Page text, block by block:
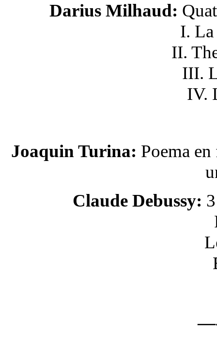
Darius Milhaud:
I.
II.
III.
IV.
Joaquin Turina: Poema
Claude Debussy: